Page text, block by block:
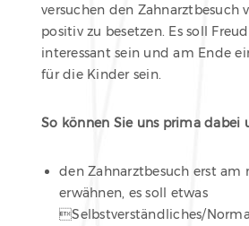
versuchen den Zahnarztbesuch
positiv zu besetzen. Es soll
interessant sein und am Ende
für die Kinder sein.
So können Sie uns prima dabei
den Zahnarztbesuch erst am
erwähnen, es soll etwas
Selbstverständliches/
Bei Fragen rufen Sie uns
Ihr Praxisteam